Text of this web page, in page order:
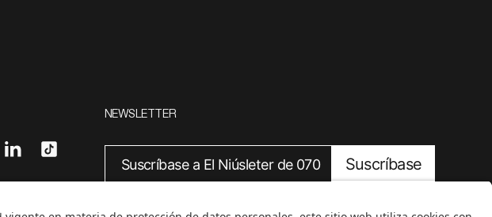
NEWSLETTER
Suscríbase